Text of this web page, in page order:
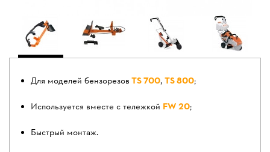
Для моделей бензорезовTS 700,TS 800;
Используется вместе с тележкой FW 20;
Быстрый монтаж.